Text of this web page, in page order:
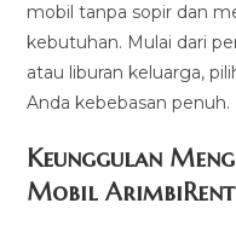
mobil tanpa sopir dan
kebutuhan. Mulai dari
atau liburan keluarga,
Anda kebebasan penuh.
Keunggulan
Mobil